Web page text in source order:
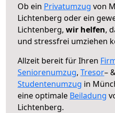
Ob ein Privatumzug von
Lichtenberg oder ein
Lichtenberg, wir helfen,
und stressfrei umziehen
Allzeit bereit für Ihren
Seniorenumzug, Tresor–
Studentenumzug in
eine optimale Beiladung
Lichtenberg.